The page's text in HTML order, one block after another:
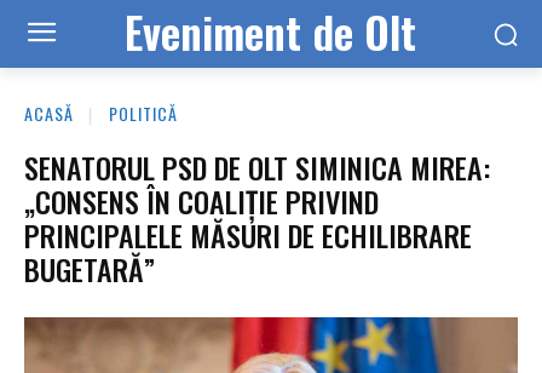
Eveniment de Olt
ACASĂ POLITICĂ
SENATORUL PSD DE OLT SIMINICA MIREA:
„CONSENS ÎN COALIȚIE PRIVIND
PRINCIPALELE MĂSURI DE ECHILIBRARE
BUGETARĂ”